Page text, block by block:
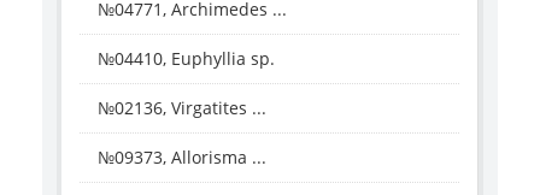
№04771, Archimedes ...
№04410, Euphyllia sp.
№02136, Virgatites ...
№09373, Allorisma ...